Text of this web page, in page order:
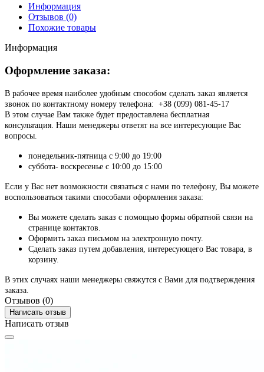
Информация
Отзывов (0)
Похожие товары
Информация
Оформление заказа:
В рабочее время наиболее удобным способом сделать заказ является
звонок по контактному номеру телефона: +38 (099) 081-45-17
В этом случае Вам также будет предоставлена бесплатная
консультация. Наши менеджеры ответят на все интересующие Вас
вопросы.
понедельник-пятница с 9:00 до 19:00
суббота- воскресенье с 10:00 до 15:00
Если у Вас нет возможности связаться с нами по телефону, Вы можете
воспользоваться такими способами оформления заказа:
Вы можете сделать заказ с помощью формы обратной связи на
странице контактов.
Оформить заказ письмом на электронную почту.
Сделать заказ путем добавления, интересующего Вас товара, в
корзину.
В этих случаях наши менеджеры свяжутся с Вами для подтверждения
заказа.
Отзывов (0)
Написать отзыв
Написать отзыв